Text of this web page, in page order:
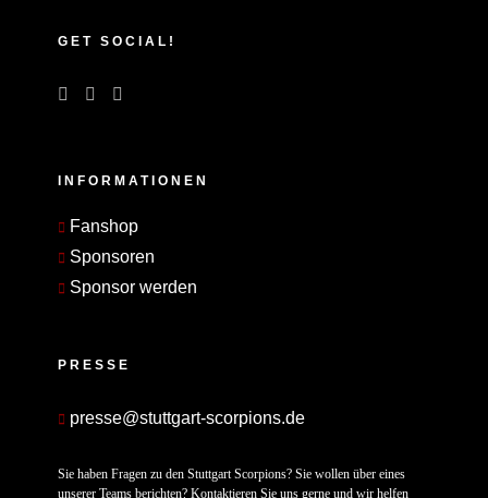
GET SOCIAL!
INFORMATIONEN
Fanshop
Sponsoren
Sponsor werden
PRESSE
presse@stuttgart-scorpions.de
Sie haben Fragen zu den Stuttgart Scorpions? Sie wollen über eines
unserer Teams berichten? Kontaktieren Sie uns gerne und wir helfen